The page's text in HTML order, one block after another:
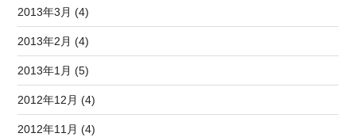
2013年3月 (4)
2013年2月 (4)
2013年1月 (5)
2012年12月 (4)
2012年11月 (4)